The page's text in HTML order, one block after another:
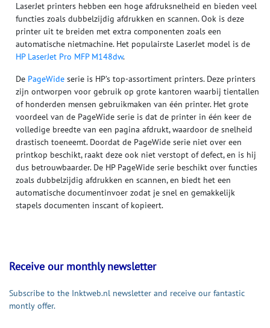
LaserJet printers hebben een hoge afdruksnelheid en bieden veel
functies zoals dubbelzijdig afdrukken en scannen. Ook is deze
printer uit te breiden met extra componenten zoals een
automatische nietmachine. Het populairste LaserJet model is de
HP LaserJet Pro MFP M148dw.
De PageWide serie is HP’s top-assortiment printers. Deze printers
zijn ontworpen voor gebruik op grote kantoren waarbij tientallen
of honderden mensen gebruikmaken van één printer. Het grote
voordeel van de PageWide serie is dat de printer in één keer de
volledige breedte van een pagina afdrukt, waardoor de snelheid
drastisch toeneemt. Doordat de PageWide serie niet over een
printkop beschikt, raakt deze ook niet verstopt of defect, en is hij
dus betrouwbaarder. De HP PageWide serie beschikt over functies
zoals dubbelzijdig afdrukken en scannen, en biedt het een
automatische documentinvoer zodat je snel en gemakkelijk
stapels documenten inscant of kopieert.
Receive our monthly newsletter
Subscribe to the Inktweb.nl newsletter and receive our fantastic
montly offer.